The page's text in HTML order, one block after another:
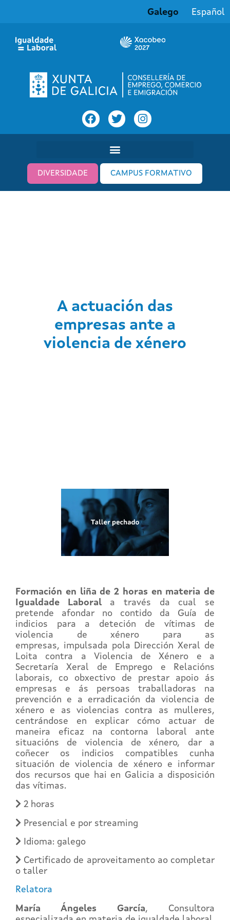
Galego Español
DIVERSIDADE CAMPUS FORMATIVO
A actuación das
empresas ante a
violencia de xénero
Formación en liña de 2 horas en materia de
Igualdade Laborala través da cual se
pretende afondar no contido da Guía de
indicios para a deteción de vítimas de
violencia de xénero para as
empresas, impulsada pola Dirección Xeral de
Loita contra a Violencia de Xénero e a
Secretaría Xeral de Emprego e Relacións
laborais, co obxectivo de prestar apoio ás
empresas e ás persoas traballadoras na
prevención e a erradicación da violencia de
xénero e as violencias contra as mulleres,
centrándose en explicar cómo actuar de
maneira eficaz na contorna laboral ante
situacións de violencia de xénero, dar a
coñecer os indicios compatibles cunha
situación de violencia de xénero e informar
dos recursos que hai en Galicia a disposición
das vítimas.
2 horas
Presencial e por streaming
Idioma: galego
Certificado de aproveitamento ao completar
o taller
Relatora
María Ángeles García, Consultora